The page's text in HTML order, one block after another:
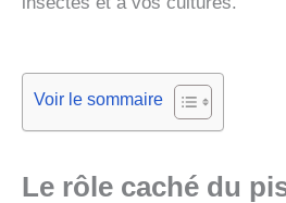
Voir le sommaire
Le rôle caché du